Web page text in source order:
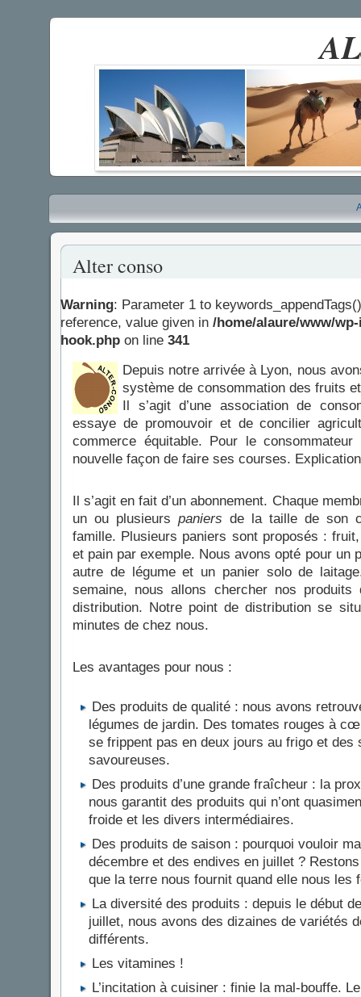
Alter conso
Warning: Parameter 1 to
reference, value given in /home/alaure/www/
hook.php on line 341
Depuis notre arrivée à Lyon, nous
système de consommation des fruits
Il s’agit d’une association de
essaye de promouvoir et de concilier
commerce équitable. Pour le
nouvelle façon de faire ses courses.
Il s’agit en fait d’un abonnement. Chaque
un ou plusieurs paniers de la taille de son
famille. Plusieurs paniers sont proposés :
et pain par exemple. Nous avons opté pour un
autre de légume et un panier solo de
semaine, nous allons chercher nos produits
distribution. Notre point de distribution se
minutes de chez nous.
Les avantages pour nous :
Des produits de qualité : nous avons
légumes de jardin. Des tomates rouges à
se frippent pas en deux jours au frigo et des
savoureuses.
Des produits d’une grande fraîcheur : la
nous garantit des produits qui n’ont
froide et les divers intermédiaires.
Des produits de saison : pourquoi vouloir
décembre et des endives en juillet ?
que la terre nous fournit quand elle nous les
La diversité des produits : depuis le début
juillet, nous avons des dizaines de variétés
différents.
Les vitamines !
L’incitation à cuisiner : finie la mal-bouffe.